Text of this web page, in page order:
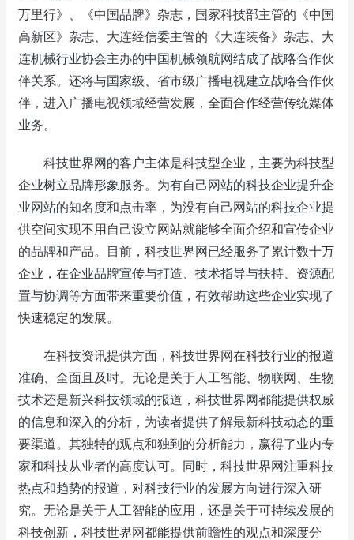
万里行》、《中国品牌》杂志，国家科技部主管的《中国
高新区》杂志、大连经信委主管的《大连装备》杂志、大
连机械行业协会主办的中国机械领航网结成了战略合作伙
伴关系。还将与国家级、省市级广播电视建立战略合作伙
伴，进入广播电视领域经营发展，全面合作经营传统媒体
业务。
科技世界网的客户主体是科技型企业，主要为科技型
企业树立品牌形象服务。为有自己网站的科技企业提升企
业网站的知名度和点击率，为没有自己网站的科技企业提
供空间实现不用自己设立网站就能够全面介绍和宣传企业
的品牌和产品。目前，科技世界网已经服务了累计数十万
企业，在企业品牌宣传与打造、技术指导与扶持、资源配
置与协调等方面带来重要价值，有效帮助这些企业实现了
快速稳定的发展。
在科技资讯提供方面，科技世界网在科技行业的报道
准确、全面且及时。无论是关于人工智能、物联网、生物
技术还是新兴科技领域的报道，科技世界网都能提供权威
的信息和深入的分析，为读者提供了解最新科技动态的重
要渠道。其独特的观点和独到的分析能力，赢得了业内专
家和科技从业者的高度认可。同时，科技世界网注重科技
热点和趋势的报道，对科技行业的发展方向进行深入研
究。无论是关于人工智能的应用，还是关于可持续发展的
科技创新，科技世界网都能提供前瞻性的观点和深度分